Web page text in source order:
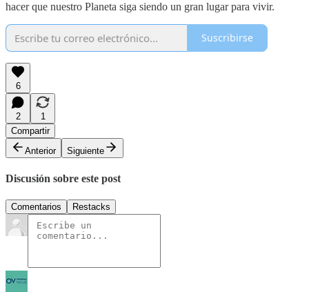
hacer que nuestro Planeta siga siendo un gran lugar para vivir.
Suscribirse
6
2
1
Compartir
Anterior
Siguiente
Discusión sobre este post
Comentarios Restacks